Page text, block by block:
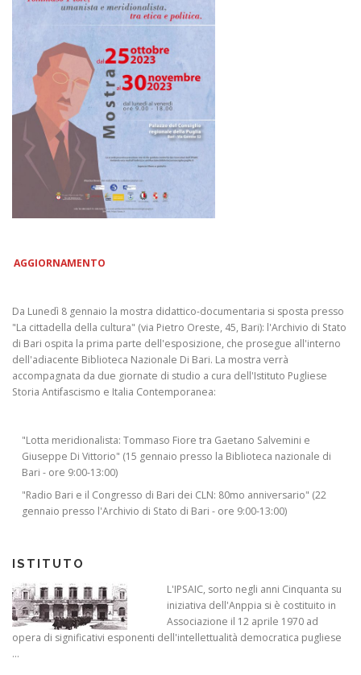
AGGIORNAMENTO
Da Lunedì 8 gennaio la mostra didattico-documentaria si sposta presso
"La cittadella della cultura" (via Pietro Oreste, 45, Bari): l'Archivio di Stato
di Bari ospita la prima parte dell'esposizione, che prosegue all'interno
dell'adiacente Biblioteca Nazionale Di Bari. La mostra verrà
accompagnata da due giornate di studio a cura dell'Istituto Pugliese
Storia Antifascismo e Italia Contemporanea:
"Lotta meridionalista: Tommaso Fiore tra Gaetano Salvemini e
Giuseppe Di Vittorio" (15 gennaio presso la Biblioteca nazionale di
Bari - ore 9:00-13:00)
"Radio Bari e il Congresso di Bari dei CLN: 80mo anniversario" (22
gennaio presso l'Archivio di Stato di Bari - ore 9:00-13:00)
ISTITUTO
L'IPSAIC, sorto negli anni Cinquanta su
iniziativa dell'Anppia si è costituito in
Associazione il 12 aprile 1970 ad
opera di significativi esponenti dell'intellettualità democratica pugliese
...